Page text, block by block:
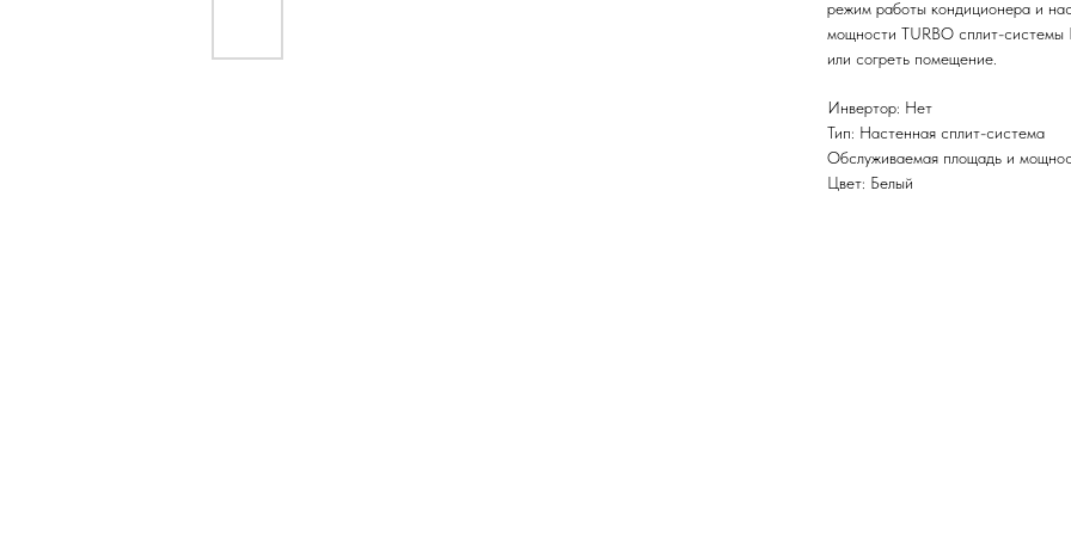
режим работы кондиционера и
мощности TURBO сплит-системы
или согреть помещение.
Инвертор: Нет
Тип: Настенная сплит-система
Обслуживаемая площадь и
Цвет: Белый